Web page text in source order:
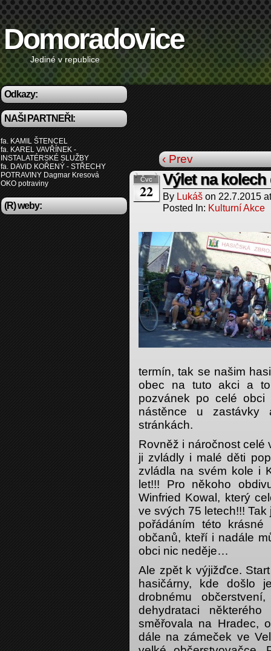
Domoradovice
Jediné v republice
Odkazy:
NAŠI PARTNEŘI:
fa. KAMIL ŠTENCEL
fa. KAREL VAVŘÍNEK -
INSTALATÉRSKÉ SLUŽBY
fa. DAVID KOŘENÝ - STŘECHY
POTRAVINY Dagmar Kresová
OKO potraviny
(R) weby:
‹ Prev
Čvc
22
Výlet na kolech
By Lukáš on 22.7.2015
Posted In: Kulturní Akce
termín, tak se našim
obec na tuto akci a to
pozvánek po celé
nástěnce u zastávky
stránkách.
Rovněž i náročnost celé
ji zvládly i malé děti
zvládla na svém kole i
let!!! Pro někoho
Winfried Kowal, který
ve svých 75 letech!!!
pořádáním této
občanů, kteří i nadále
obci nic neděje…
Ale zpět k výjižďce.
hasičárny, kde došlo
drobnému
dehydrataci
směřovala na Hradec,
dále na zámeček ve